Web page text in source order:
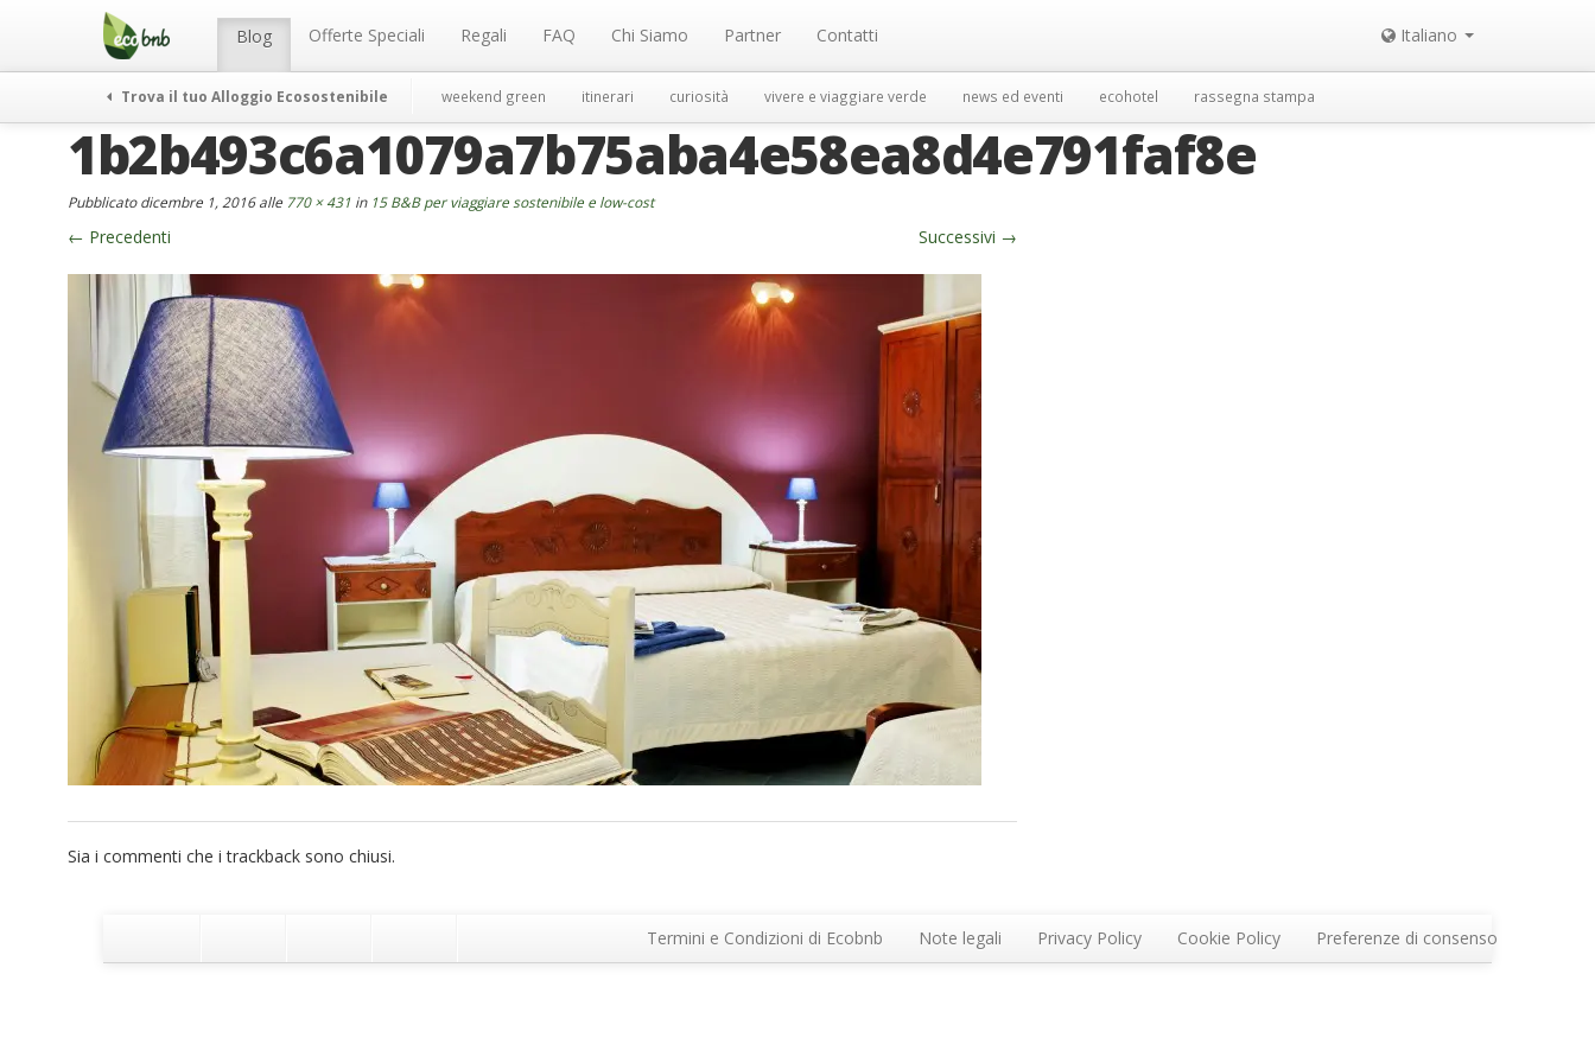
Menu Blog Offerte Speciali Regali FAQ Chi Siamo Partner Contatti Italiano
Trova il tuo Alloggio Ecosostenibile weekend green itinerari curiosità vivere e viaggiare verde news ed eventi ecohotel rassegna stampa
1b2b493c6a1079a7b75aba4e58ea8d4e791faf8e
Pubblicatodicembre 1, 2016alle 770 × 431 in 15 B&B per viaggiare sostenibile e low-cost
← Precedenti Successivi →
Sia i commenti che i trackback sono chiusi.
Termini e Condizioni di Ecobnb Note legali Privacy Policy Cookie Policy Preferenze di consenso